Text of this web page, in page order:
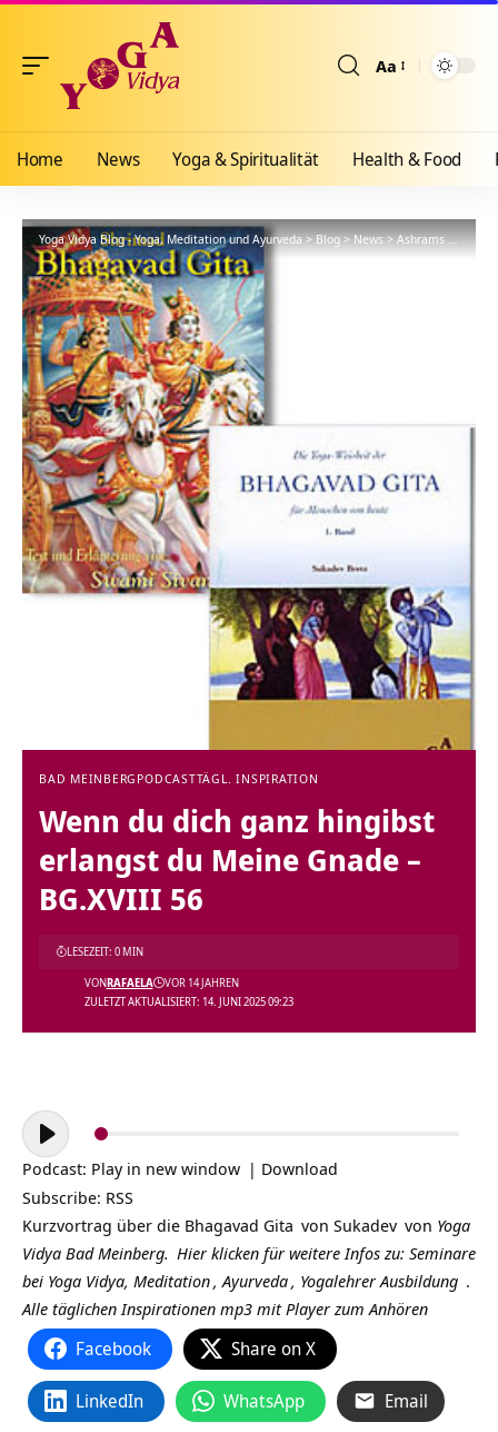
Aa
Home News Yoga & Spiritualität Health & Food
Yoga Vidya Blog - Yoga, Meditation und Ayurveda>Blog>News>Ashrams> Bad
BAD MEINBERG PODCASTTÄGL. INSPIRATION
Wenn du dich ganz hingibst
erlangst du Meine Gnade –
BG.XVIII 56
ZULETZT AKTUALISIERT: 14. JUNI 2025 09:23
VONRAFAELA VOR 14 JAHREN
LESEZEIT: 0 MIN
Audio-
Player
Podcast: Play in new window | Download
Subscribe: RSS
Kurzvortrag über die Bhagavad Gita von Sukadev von Yoga
Vidya Bad Meinberg. Hier klicken für weitere Infos zu: Seminare
bei Yoga Vidya, Meditation, Ayurveda, Yogalehrer Ausbildung .
Alle täglichen Inspirationen mp3 mit Player zum Anhören
Facebook Share on X
LinkedIn WhatsApp Email